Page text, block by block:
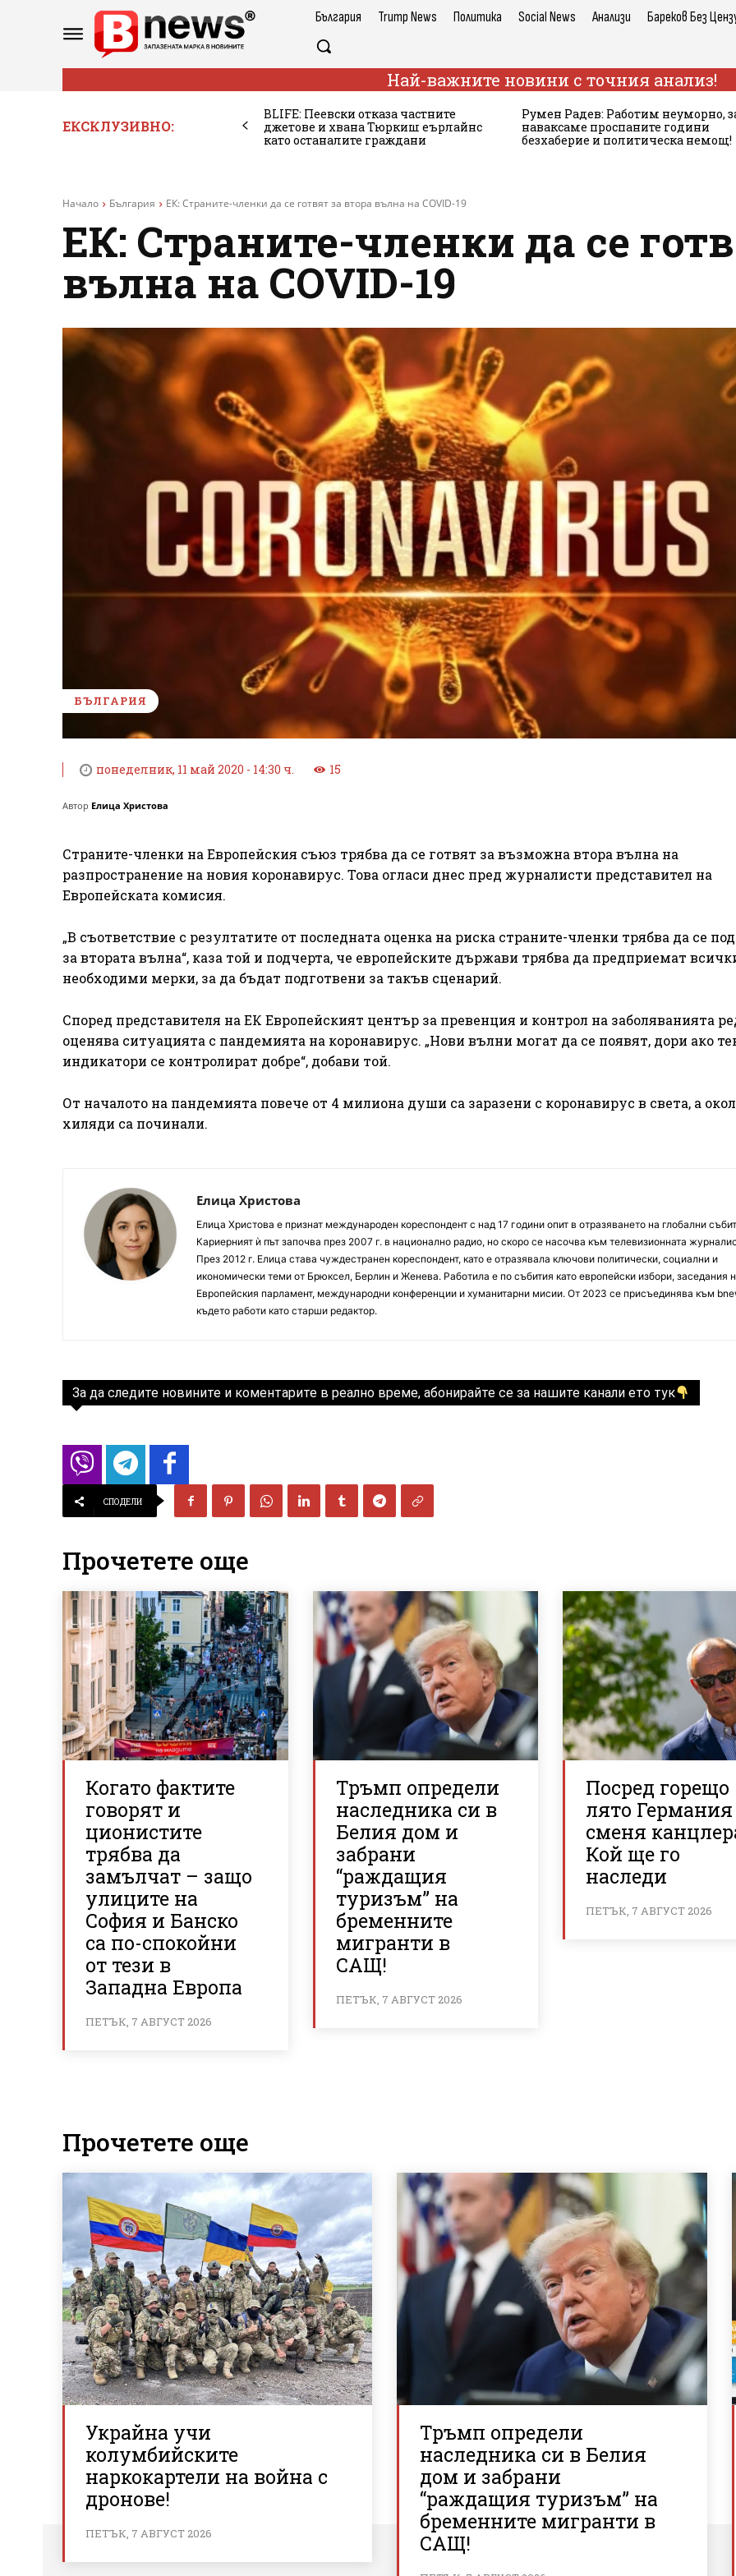
България Trump News Политика Social News Анализи Бареков Без
Най-важните новини с точния анализ!
ЕКСКЛУЗИВНО:
BLIFE: Пеевски отказа частните
джетове и хвана Тюркиш еърлайнс
като останалите граждани
Румен Радев: Работим неуморно,
наваксаме проспаните години
безхаберие и политическа немощ!
Начало България ЕК: Страните-членки да се готвят за втора вълна на COVID-19
ЕК: Страните-членки да се
вълна на COVID-19
БЪЛГАРИЯ
понеделник, 11 май 2020 - 14:30 ч. 15
Автор Елица Христова
Страните-членки на Европейския съюз трябва да се готвят за възможна втора вълна на
разпространение на новия коронавирус. Това огласи днес пред журналисти представител на
Европейската комисия.
„В съответствие с резултатите от последната оценка на риска страните-членки трябва да се
за втората вълна“, каза той и подчерта, че европейските държави трябва да предприемат
необходими мерки, за да бъдат подготвени за такъв сценарий.
Според представителя на ЕК Европейският център за превенция и контрол на заболяванията
оценява ситуацията с пандемията на коронавирус. „Нови вълни могат да се появят, дори ако
индикатори се контролират добре“, добави той.
От началото на пандемията повече от 4 милиона души са заразени с коронавирус в света, а
хиляди са починали.
Елица Христова
Елица Христова е признат международен кореспондент с над 17 години опит в отразяването на глобални
Кариерният ѝ път започва през 2007 г. в национално радио, но скоро се насочва към телевизионната
През 2012 г. Елица става чуждестранен кореспондент, като е отразявала ключови политически, социални и
икономически теми от Брюксел, Берлин и Женева. Работила е по събития като европейски избори, заседания
Европейския парламент, международни конференции и хуманитарни мисии. От 2023 се присъединява към
където работи като старши редактор.
За да следите новините и коментарите в реално време, абонирайте се за нашите канали ето тук
СПОДЕЛИ
Прочетете още
Когато фактите
говорят и
ционистите
трябва да
замълчат – защо
улиците на
София и Банско
са по-спокойни
от тези в
Западна Европа
ПЕТЪК, 7 АВГУСТ 2026
Тръмп определи
наследника си в
Белия дом и
забрани
“раждащия
туризъм” на
бременните
мигранти в
САЩ!
ПЕТЪК, 7 АВГУСТ 2026
Посред горещо
лято Германия
сменя
Кой ще го
наследи
ПЕТЪК, 7 АВГУСТ 2026
Прочетете още
Украйна учи
колумбийските
наркокартели на война с
дронове!
ПЕТЪК, 7 АВГУСТ 2026
Тръмп определи
наследника си в Белия
дом и забрани
“раждащия туризъм” на
бременните мигранти в
САЩ!